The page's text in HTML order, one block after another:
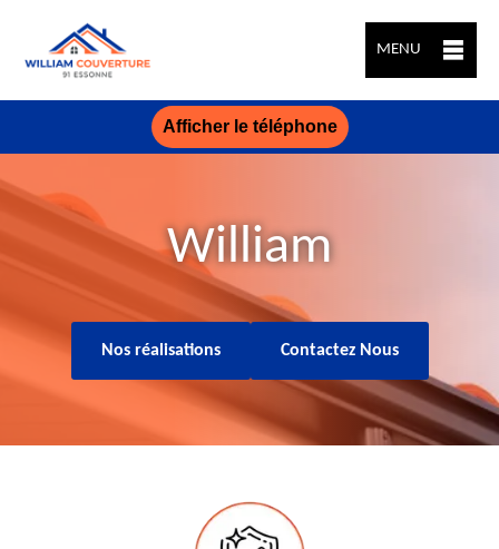
MENU
Afficher le téléphone
William
Nos réalisations Contactez Nous